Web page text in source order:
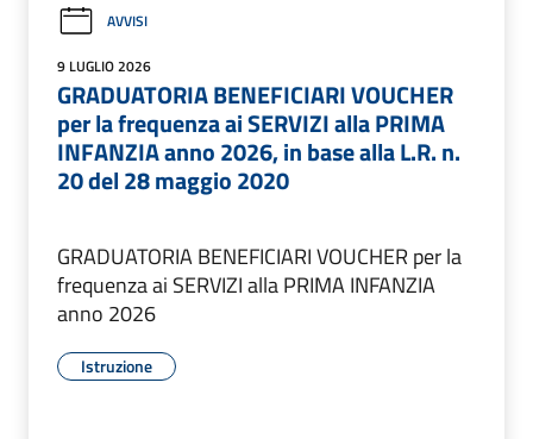
AVVISI
9 LUGLIO 2026
GRADUATORIA BENEFICIARI VOUCHER
per la frequenza ai SERVIZI alla PRIMA
INFANZIA anno 2026, in base alla L.R. n.
20 del 28 maggio 2020
GRADUATORIA BENEFICIARI VOUCHER per la
frequenza ai SERVIZI alla PRIMA INFANZIA
anno 2026
Istruzione